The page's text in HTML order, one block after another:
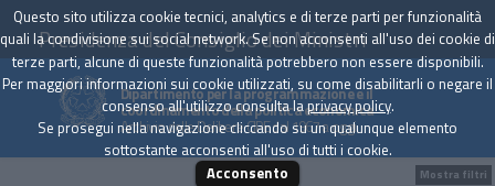
Presidenza del Consiglio dei Ministri
Dipartimento per la programmazione e il
coordinamento della politica economica
Archivio delle Delibere CIPE dal 1967 a oggi
Mostra filtri
Questo sito utilizza cookie tecnici, analytics e di terze parti per funzionalità
quali la condivisione sui social network. Se non acconsenti all'uso dei cookie di
terze parti, alcune di queste funzionalità potrebbero non essere disponibili.
Per maggiori informazioni sui cookie utilizzati, su come disabilitarli o negare il
consenso all'utilizzo consulta laprivacy policy.
Se prosegui nella navigazione cliccando su un qualunque elemento
sottostante acconsenti all'uso di tutti i cookie.
Acconsento